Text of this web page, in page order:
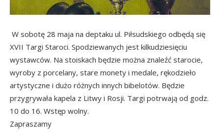
W sobotę 28 maja na deptaku ul. Piłsudskiego odbędą się
XVII Targi Staroci. Spodziewanych jest kilkudziesięciu
wystawców. Na stoiskach będzie można znaleźć starocie,
wyroby z porcelany, stare monety i medale, rękodzieło
artystyczne i dużo różnych innych bibelotów. Będzie
przygrywała kapela z Litwy i Rosji. Targi potrwają od godz.
10 do 16. Wstęp wolny.
Zapraszamy